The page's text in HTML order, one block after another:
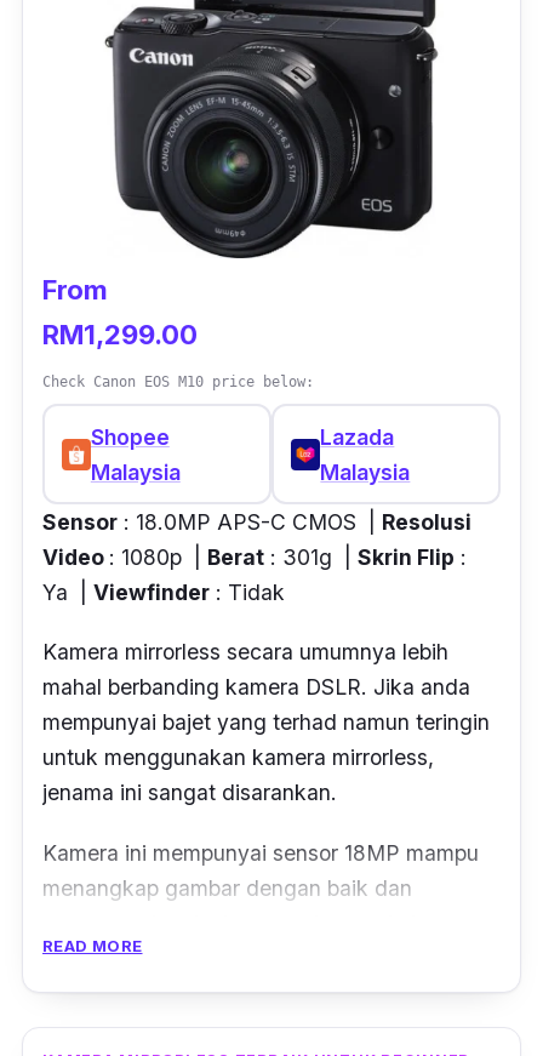
From
RM1,299.00
Check Canon EOS M10 price below:
Shopee
Malaysia
Lazada
Malaysia
Sensor : 18.0MP APS-C CMOS | Resolusi
Video : 1080p | Berat : 301g | Skrin Flip :
Ya | Viewfinder : Tidak
Kamera mirrorless secara umumnya lebih
mahal berbanding kamera DSLR. Jika anda
mempunyai bajet yang terhad namun teringin
untuk menggunakan kamera mirrorless,
jenama ini sangat disarankan.
Kamera ini mempunyai sensor 18MP mampu
menangkap gambar dengan baik dan
mampu menangkap gambar dalam pelbagai
pencahayaan melalui penawaran ISO 100-
12800. Ia juga boleh merakam video pada
READ MORE